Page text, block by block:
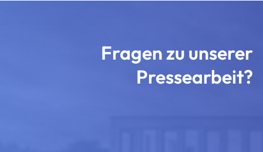
Fragen zu unserer
Pressearbeit?